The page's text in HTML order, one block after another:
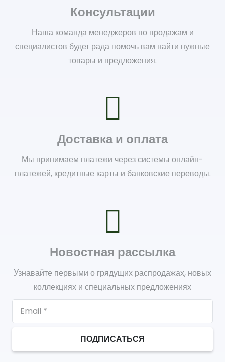
Консультации
Наша команда менеджеров по продажам и
специалистов будет рада помочь вам найти нужные
товары и предложения.
Доставка и оплата
Мы принимаем платежи через системы онлайн-
платежей, кредитные карты и банковские переводы.
Новостная рассылка
Узнавайте первыми о грядущих распродажах, новых
коллекциях и специальных предложениях
ПОДПИСАТЬСЯ